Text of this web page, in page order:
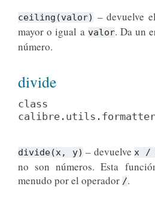
ceiling(valor) – devuelve
mayor o igual a valor. Da un
número.
divide
class
divide(x, y) – devuelvex /
no son números. Esta
menudo por el operador /.